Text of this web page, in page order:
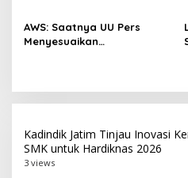
Selesai Akhir Juli 2026
AWS: Saatnya UU Pers
Menyesuaikan
Kadindik Jatim Tinjau Inovasi
SMK untuk Hardiknas 2026
3 views